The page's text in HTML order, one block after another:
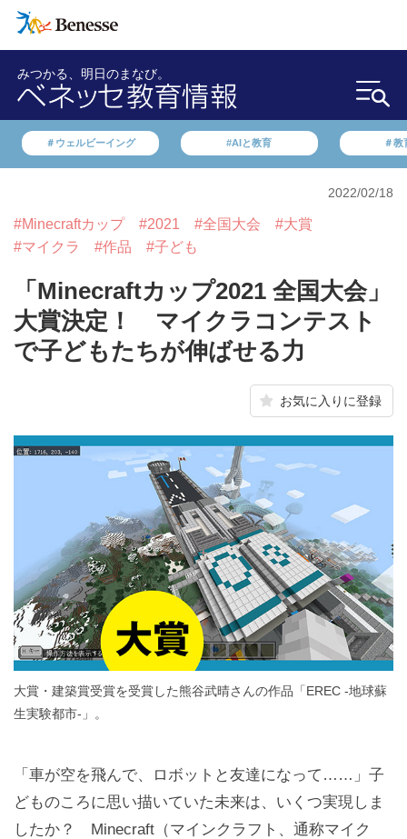
みつかる、明日のまなび。
＃ウェルビーイング #AIと教育 ＃教
2022/02/18
#Minecraftカップ #2021 #全国大会
#大賞
#マイクラ
#作品 #子ども
「Minecraftカップ2021 全国大会」
大賞決定！ マイクラコンテスト
で子どもたちが伸ばせる力
お気に入りに登録
大賞・建築賞受賞を受賞した熊谷武晴さんの作品「EREC -地球蘇
生実験都市-」。
「車が空を飛んで、ロボットと友達になって……」子
どものころに思い描いていた未来は、いくつ実現しま
したか？ Minecraft（マインクラフト、通称マイク